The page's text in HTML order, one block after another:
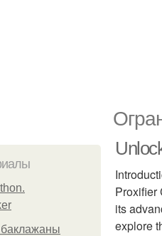
баклажаны
Proxifier
its
explore